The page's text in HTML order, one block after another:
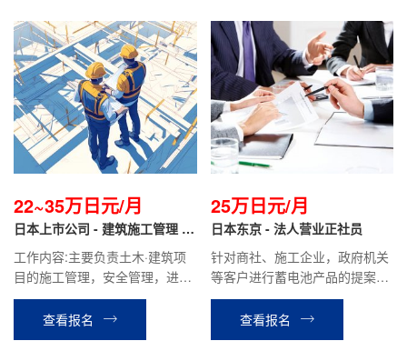
22~35万日元/月
日本上市公司 - 建筑施工管理 正
工作内容:主要负责土木·建筑项
目的施工管理，安全管理，进度
管理，质量管理，成本管理工作
特性|以及环境管理等。根据客户
需求，使用CAD制图进行图纸修
查看报名
25万日元/月
日本东京 - 法人营业正社员
针对商社、施工企业，政府机关
等客户进行蓄电池产品的提案和
销售，维护老客户，合同签订，
参加展会等工作。
查看报名